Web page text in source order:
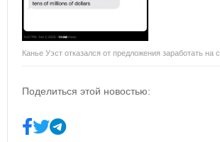
Канье Уэст отказался от предложения заработать на
Поделиться этой новостью: